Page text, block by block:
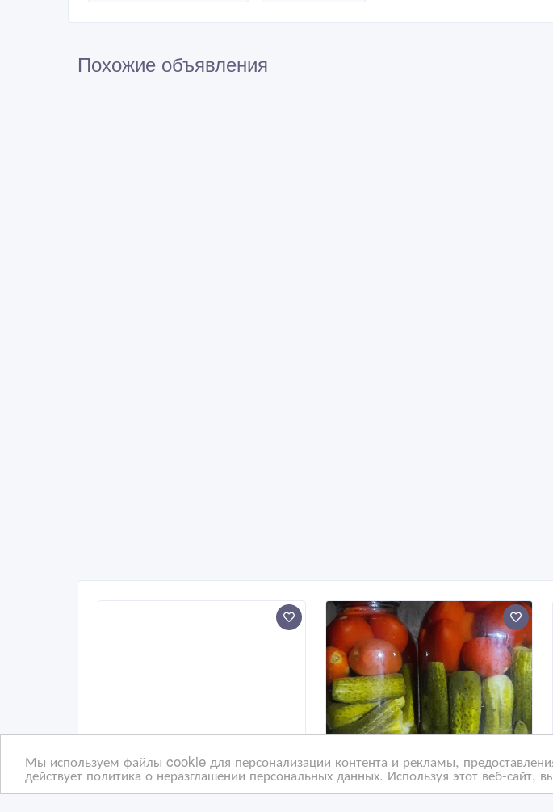
Мы используем файлы cookie для персонализации контента и рекламы,
действует политика о неразглашении персональных данных. Используя этот веб-
Похожие объявления